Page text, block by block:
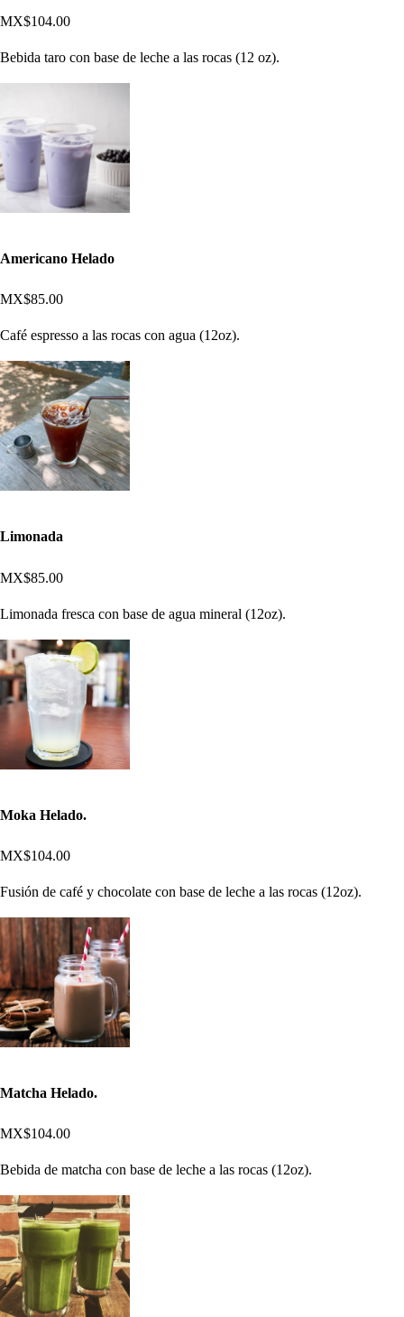
MX$104.00
Bebida taro con base de leche a las rocas (12 oz).
Americano Helado
MX$85.00
Café espresso a las rocas con agua (12oz).
Limonada
MX$85.00
Limonada fresca con base de agua mineral (12oz).
Moka Helado.
MX$104.00
Fusión de café y chocolate con base de leche a las rocas (12oz).
Matcha Helado.
MX$104.00
Bebida de matcha con base de leche a las rocas (12oz).